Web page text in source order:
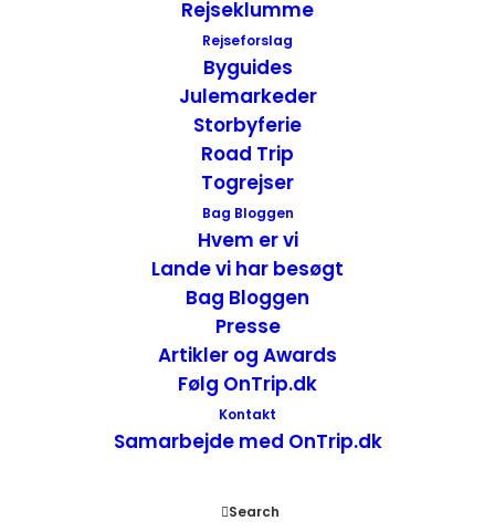
Rejseklumme
Rejseforslag
Byguides
Julemarkeder
Storbyferie
Road Trip
Togrejser
Bag Bloggen
Hvem er vi
Lande vi har besøgt
Bag Bloggen
Presse
Artikler og Awards
Følg OnTrip.dk
Kontakt
Samarbejde med OnTrip.dk
Search
Anmeldelse af Plaza Hotel & Casino – Las Vegas,
Anmeldelse af Sushi Fever – Las Vegas, USA